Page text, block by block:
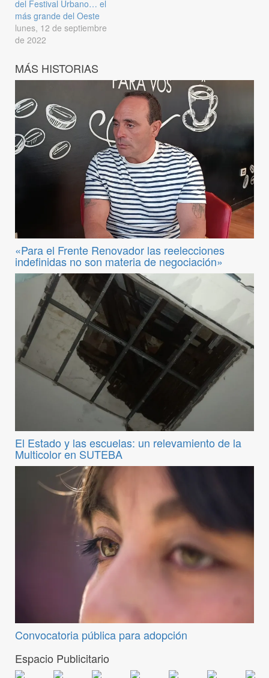
del Festival Urbano… el
más grande del Oeste
lunes, 12 de septiembre
de 2022
MÁS HISTORIAS
«Para el Frente Renovador las reelecciones
indefinidas no son materia de negociación»
El Estado y las escuelas: un relevamiento de la
Multicolor en SUTEBA
Convocatoria pública para adopción
Espacio Publicitario